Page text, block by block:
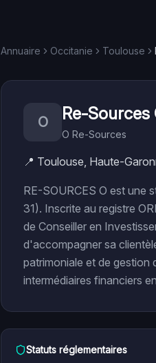
Annuaire Occitanie Toulouse
O Re-Sources
O Re-Sources
📍 Toulouse, Haute-
RE-SOURCES O est une
31). Inscrite au registre
de Conseiller en
d'accompagner sa
patrimoniale et de gestion
intermédiaires financiers
Statuts réglementaires